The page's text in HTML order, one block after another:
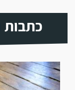
כתבות